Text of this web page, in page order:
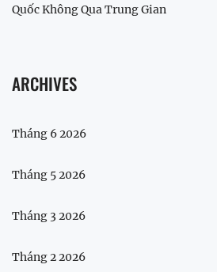
Quốc Không Qua Trung Gian
ARCHIVES
Tháng 6 2026
Tháng 5 2026
Tháng 3 2026
Tháng 2 2026